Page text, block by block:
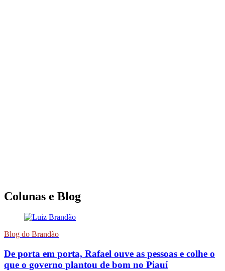
Colunas e Blog
Blog do Brandão
De porta em porta, Rafael ouve as pessoas e colhe o
que o governo plantou de bom no Piauí